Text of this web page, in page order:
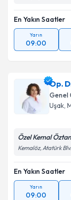
En Yakın Saatler
Yarın
09:00
Op.
Genel
Uşak,
Özel Kemal
Kemalöz, Atatürk
En Yakın Saatler
Yarın
09:00